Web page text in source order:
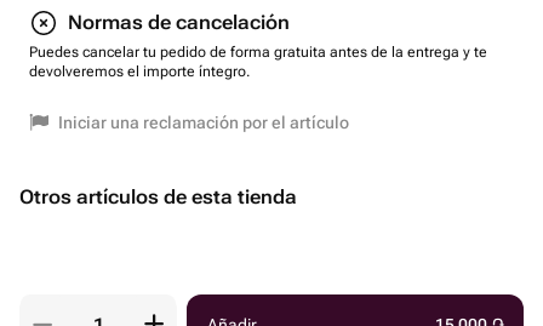
Normas de cancelación
Puedes cancelar tu pedido de forma gratuita antes de la entrega y te
devolveremos el importe íntegro.
Iniciar una reclamación por el artículo
Otros artículos de esta tienda